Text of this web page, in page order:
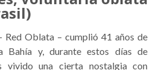
Red Oblata – cumplió 41 años de
Bahía y, durante estos días de
vivido una cierta nostalgia con